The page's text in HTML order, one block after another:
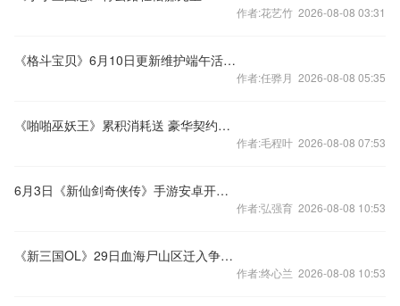
作者:花艺竹 2026-08-08 03:31
《格斗宝贝》6月10日更新维护端午活动精彩不断
作者:任骅月 2026-08-08 05:35
《啪啪巫妖王》累积消耗送 豪华契约等你领
作者:毛程叶 2026-08-08 07:53
6月3日《新仙剑奇侠传》手游安卓开服公告
作者:弘强育 2026-08-08 10:53
《新三国OL》29日血海尸山区迁入争霸服公告
作者:终心兰 2026-08-08 10:53